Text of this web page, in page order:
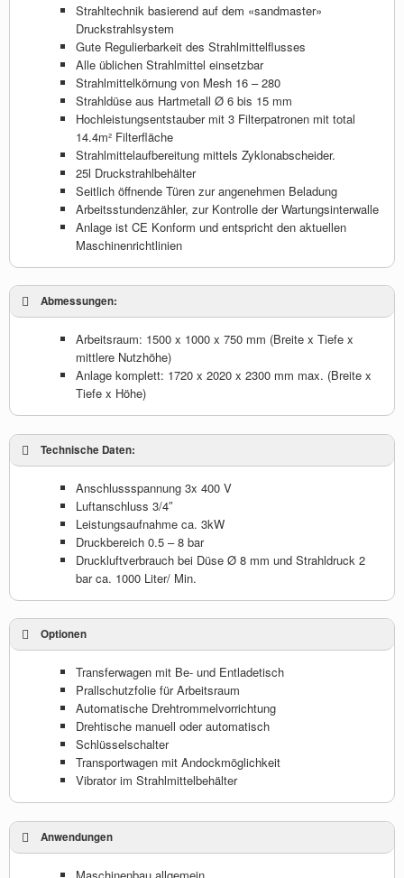
Strahltechnik basierend auf dem «sandmaster»
Druckstrahlsystem
Gute Regulierbarkeit des Strahlmittelflusses
Alle üblichen Strahlmittel einsetzbar
Strahlmittelkörnung von Mesh 16 – 280
Strahldüse aus Hartmetall Ø 6 bis 15 mm
Hochleistungsentstauber mit 3 Filterpatronen mit total
14.4m² Filterfläche
Strahlmittelaufbereitung mittels Zyklonabscheider.
25l Druckstrahlbehälter
Seitlich öffnende Türen zur angenehmen Beladung
Arbeitsstundenzähler, zur Kontrolle der Wartungsinterwalle
Anlage ist CE Konform und entspricht den aktuellen
Maschinenrichtlinien
Abmessungen:
Arbeitsraum: 1500 x 1000 x 750 mm (Breite x Tiefe x
mittlere Nutzhöhe)
Anlage komplett: 1720 x 2020 x 2300 mm max. (Breite x
Tiefe x Höhe)
Technische Daten:
Anschlussspannung 3x 400 V
Luftanschluss 3/4″
Leistungsaufnahme ca. 3kW
Druckbereich 0.5 – 8 bar
Druckluftverbrauch bei Düse Ø 8 mm und Strahldruck 2
bar ca. 1000 Liter/ Min.
Optionen
Transferwagen mit Be- und Entladetisch
Prallschutzfolie für Arbeitsraum
Automatische Drehtrommelvorrichtung
Drehtische manuell oder automatisch
Schlüsselschalter
Transportwagen mit Andockmöglichkeit
Vibrator im Strahlmittelbehälter
Anwendungen
Maschinenbau allgemein